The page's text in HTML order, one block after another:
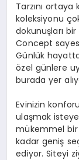
Tarzını
koleksiyonu
dokunuşları
Concept
Günlük
özel günlere
burada yer
Evinizin
ulaşmak
mükemmel bir
kadar geniş
ediyor. Siteyi